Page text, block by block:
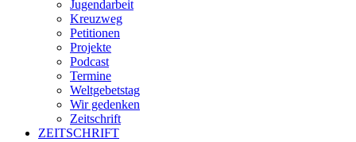
Jugendarbeit
Kreuzweg
Petitionen
Projekte
Podcast
Termine
Weltgebetstag
Wir gedenken
Zeitschrift
ZEITSCHRIFT